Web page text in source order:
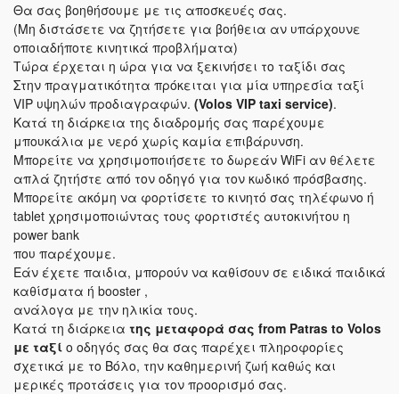
Θα σας βοηθήσουμε με τις αποσκευές σας.
(Μη διστάσετε να ζητήσετε για βοήθεια αν υπάρχουνε
οποιαδήποτε κινητικά προβλήματα)
Τώρα έρχεται η ώρα για να ξεκινήσει το ταξίδι σας
Στην πραγματικότητα πρόκειται για μία υπηρεσία ταξί
VIP υψηλών προδιαγραφών. (Volos VIP taxi service).
Κατά τη διάρκεια της διαδρομής σας παρέχουμε
μπουκάλια με νερό χωρίς καμία επιβάρυνση.
Μπορείτε να χρησιμοποιήσετε το δωρεάν WiFi αν θέλετε
απλά ζητήστε από τον οδηγό για τον κωδικό πρόσβασης.
Μπορείτε ακόμη να φορτίσετε το κινητό σας τηλέφωνο ή
tablet χρησιμοποιώντας τους φορτιστές αυτοκινήτου η
power bank
που παρέχουμε.
Εάν έχετε παιδια, μπορούν να καθίσουν σε ειδικά παιδικά
καθίσματα ή booster ,
ανάλογα με την ηλικία τους.
Κατά τη διάρκεια της μεταφορά σας from Patras to Volos
με ταξί ο οδηγός σας θα σας παρέχει πληροφορίες
σχετικά με το Βόλο, την καθημερινή ζωή καθώς και
μερικές προτάσεις για τον προορισμό σας.